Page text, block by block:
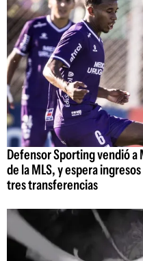
Defensor Sporting vendió
de la MLS, y espera
tres transferencias